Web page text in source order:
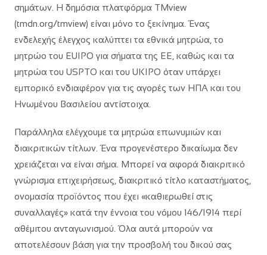
σημάτων. Η δημόσια πλατφόρμα TMview
(tmdn.org/tmview) είναι μόνο το ξεκίνημα. Ένας
ενδελεχής έλεγχος καλύπτει τα εθνικά μητρώα, το
μητρώο του EUIPO για σήματα της ΕΕ, καθώς και τα
μητρώα του USPTO και του UKIPO όταν υπάρχει
εμπορικό ενδιαφέρον για τις αγορές των ΗΠΑ και του
Ηνωμένου Βασιλείου αντίστοιχα.
Παράλληλα ελέγχουμε τα μητρώα επωνυμιών και
διακριτικών τίτλων. Ένα προγενέστερο δικαίωμα δεν
χρειάζεται να είναι σήμα. Μπορεί να αφορά διακριτικό
γνώρισμα επιχειρήσεως, διακριτικό τίτλο καταστήματος,
ονομασία προϊόντος που έχει «καθιερωθεί στις
συναλλαγές» κατά την έννοια του νόμου 146/1914 περί
αθέμιτου ανταγωνισμού. Όλα αυτά μπορούν να
αποτελέσουν βάση για την προσβολή του δικού σας